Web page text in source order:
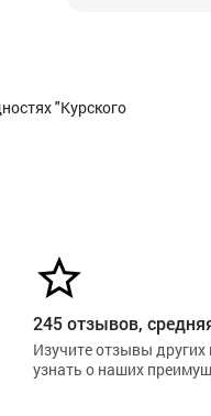
"Курского
245 отзывов,
Изучите отзывы
узнать о наших